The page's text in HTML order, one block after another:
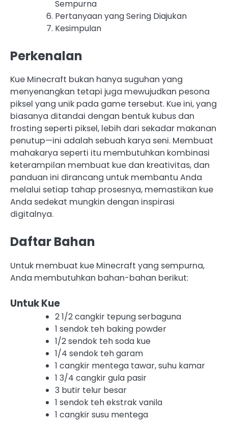
Sempurna
Pertanyaan yang Sering Diajukan
Kesimpulan
Perkenalan
Kue Minecraft bukan hanya suguhan yang
menyenangkan tetapi juga mewujudkan pesona
piksel yang unik pada game tersebut. Kue ini, yang
biasanya ditandai dengan bentuk kubus dan
frosting seperti piksel, lebih dari sekadar makanan
penutup—ini adalah sebuah karya seni. Membuat
mahakarya seperti itu membutuhkan kombinasi
keterampilan membuat kue dan kreativitas, dan
panduan ini dirancang untuk membantu Anda
melalui setiap tahap prosesnya, memastikan kue
Anda sedekat mungkin dengan inspirasi
digitalnya.
Daftar Bahan
Untuk membuat kue Minecraft yang sempurna,
Anda membutuhkan bahan-bahan berikut:
Untuk Kue
2 1/2 cangkir tepung serbaguna
1 sendok teh baking powder
1/2 sendok teh soda kue
1/4 sendok teh garam
1 cangkir mentega tawar, suhu kamar
1 3/4 cangkir gula pasir
3 butir telur besar
1 sendok teh ekstrak vanila
1 cangkir susu mentega